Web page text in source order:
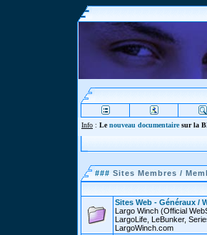
Info : Lenouveau documentairesur la
### Sites Membres /
Sites Web - Généraux /
Largo Winch (Official
LargoLife, LeBunker,
LargoWinch.com